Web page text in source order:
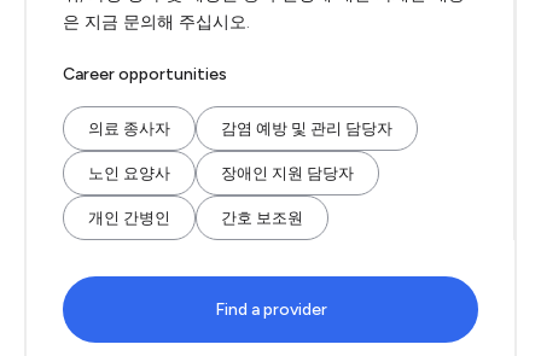
은 지금 문의해 주십시오.
Career opportunities
의료 종사자 감염 예방 및 관리 담당자
노인 요양사 장애인 지원 담당자
개인 간병인 간호 보조원
Find a provider